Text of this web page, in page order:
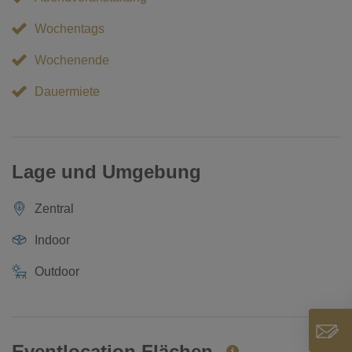
Wochentags
Wochenende
Dauermiete
Lage und Umgebung
Zentral
Indoor
Outdoor